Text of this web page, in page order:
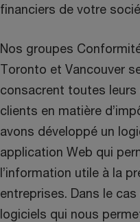
financiers de votre
Nos groupes
Toronto et Vancouver
consacrent toutes
clients en matière
avons développé un
application Web qui
l’information utile à la
entreprises. Dans le
logiciels qui nous